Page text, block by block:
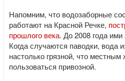
Напомним, что водозаборные
работают на Красной Речке,
прошлого века. До 2008 года
Когда случаются паводки, вода
настолько грязной, что
пользоваться привозной.